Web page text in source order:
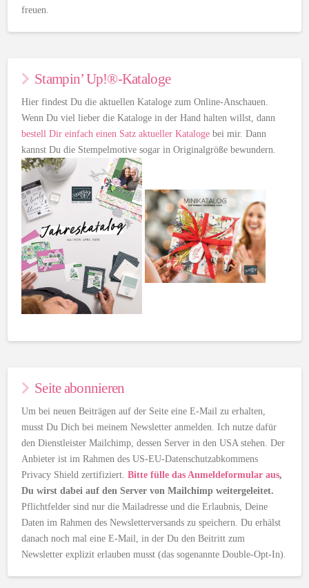
freuen.
Stampin’ Up!®-Kataloge
Hier findest Du die aktuellen Kataloge zum Online-Anschauen.
Wenn Du viel lieber die Kataloge in der Hand halten willst, dann
bestell Dir einfach einen Satz aktueller Kataloge bei mir. Dann
kannst Du die Stempelmotive sogar in Originalgröße bewundern.
Seite abonnieren
Um bei neuen Beiträgen auf der Seite eine E-Mail zu erhalten,
musst Du Dich bei meinem Newsletter anmelden. Ich nutze dafür
den Dienstleister Mailchimp, dessen Server in den USA stehen. Der
Anbieter ist im Rahmen des US-EU-Datenschutzabkommens
Privacy Shield zertifiziert.Bitte fülle das Anmeldeformular aus,
Du wirst dabei auf den Server von Mailchimp weitergeleitet.
Pflichtfelder sind nur die Mailadresse und die Erlaubnis, Deine
Daten im Rahmen des Newsletterversands zu speichern. Du erhälst
danach noch mal eine E-Mail, in der Du den Beitritt zum
Newsletter explizit erlauben musst (das sogenannte Double-Opt-In).